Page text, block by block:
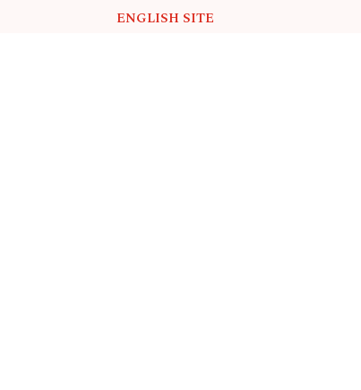
ENGLISH SITE